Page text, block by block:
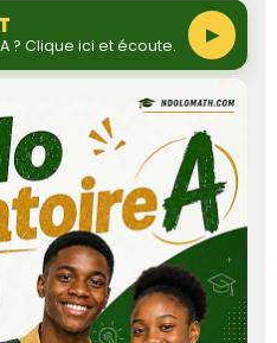
? Clique ici et écoute. ▶